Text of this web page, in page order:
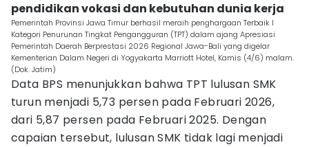
pendidikan vokasi dan kebutuhan dunia kerja
Pemerintah Provinsi Jawa Timur berhasil meraih penghargaan Terbaik I
Kategori Penurunan Tingkat Pengangguran (TPT) dalam ajang Apresiasi
Pemerintah Daerah Berprestasi 2026 Regional Jawa-Bali yang digelar
Kementerian Dalam Negeri di Yogyakarta Marriott Hotel, Kamis (4/6) malam.
(Dok. Jatim)
Data BPS menunjukkan bahwa TPT lulusan SMK
turun menjadi 5,73 persen pada Februari 2026,
dari 5,87 persen pada Februari 2025. Dengan
capaian tersebut, lulusan SMK tidak lagi menjadi